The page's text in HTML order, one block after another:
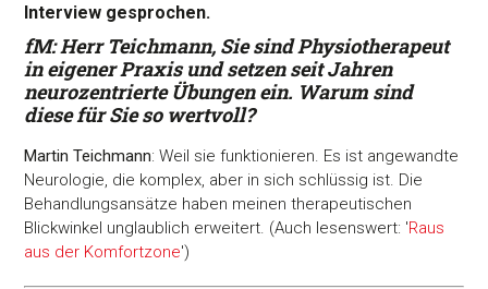
Interview gesprochen.
fM: Herr Teichmann, Sie sind Physiotherapeut
in eigener Praxis und setzen seit Jahren
neurozentrierte Übungen ein. Warum sind
diese für Sie so wertvoll?
Martin Teichmann: Weil sie funktionieren. Es ist angewandte
Neurologie, die komplex, aber in sich schlüssig ist. Die
Behandlungsansätze haben meinen therapeutischen
Blickwinkel unglaublich erweitert. (Auch lesenswert: 'Raus
aus der Komfortzone')